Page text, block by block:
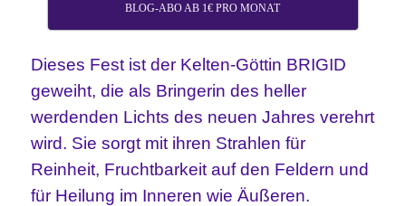
BLOG-ABO AB 1€ PRO MONAT
Dieses Fest ist der Kelten-Göttin BRIGID
geweiht, die als Bringerin des heller
werdenden Lichts des neuen Jahres verehrt
wird. Sie sorgt mit ihren Strahlen für
Reinheit, Fruchtbarkeit auf den Feldern und
für Heilung im Inneren wie Äußeren.